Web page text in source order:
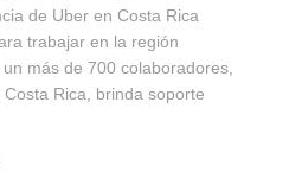
de Uber en Costa Rica
trabajar en la región
más de 700 colaboradores,
Rica, brinda soporte